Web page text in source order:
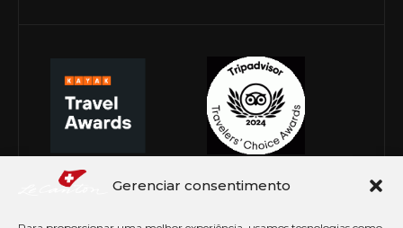
Gerenciar consentimento